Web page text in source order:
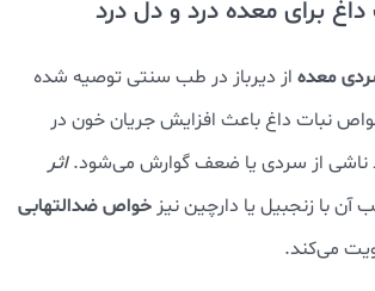
معده از دیرباز در طب سنتی توصیه شده
نبات داغ باعث افزایش جریان خون در
ناشی از سردی یا ضعف گوارش می‌شود.اثر
آن با زنجبیل یا دارچین نیز خواص ضدالتهابی
می‌کند.